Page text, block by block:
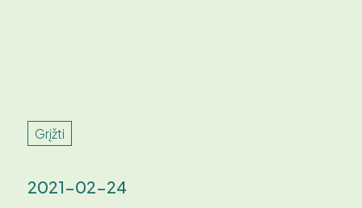
Grįžti
2021-02-24